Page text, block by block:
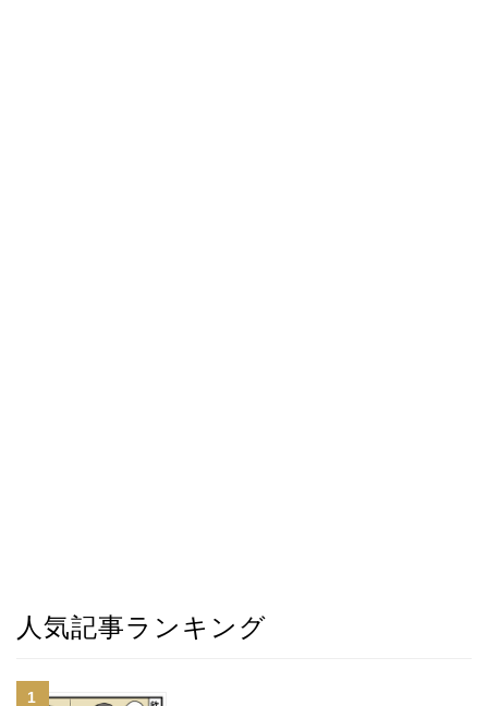
人気記事ランキング